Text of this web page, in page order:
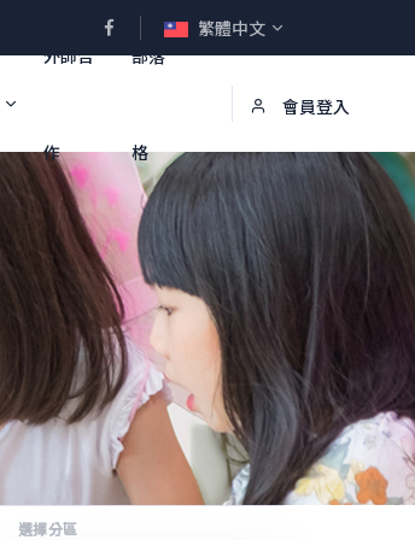
繁體中文
外師合
作
部落
格
會員登入
選擇分區